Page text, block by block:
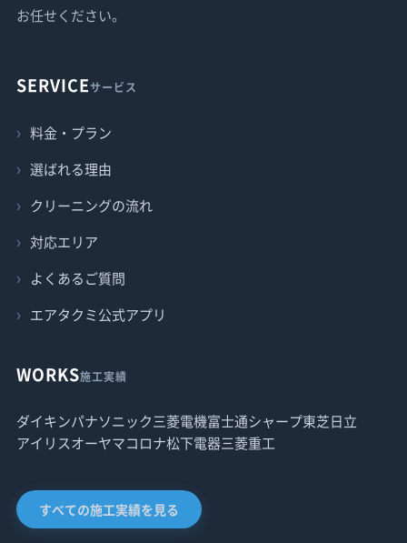
お任せください。
SERVICEサービス
料金・プラン
選ばれる理由
クリーニングの流れ
対応エリア
よくあるご質問
エアタクミ公式アプリ
WORKS施工実績
ダイキンパナソニック三菱電機富士通シャープ東芝日立
アイリスオーヤマコロナ松下電器三菱重工
すべての施工実績を見る